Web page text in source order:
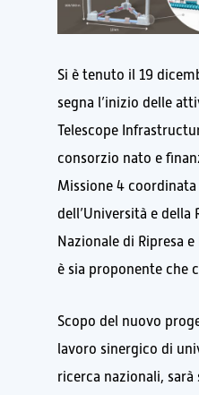
Si è tenuto il 19
segna l’inizio delle
Telescope
consorzio nato e
Missione 4
dell’Università e della
Nazionale di Ripresa e
è sia proponente che
Scopo del nuovo
lavoro sinergico di
ricerca nazionali, sarà